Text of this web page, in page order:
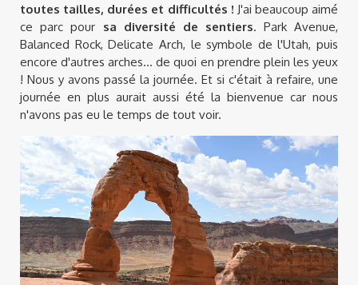
toutes tailles, durées et difficultés ! J'ai beaucoup aimé
ce parc pour sa diversité de sentiers. Park Avenue,
Balanced Rock, Delicate Arch, le symbole de l'Utah, puis
encore d'autres arches... de quoi en prendre plein les yeux
! Nous y avons passé la journée. Et si c'était à refaire, une
journée en plus aurait aussi été la bienvenue car nous
n'avons pas eu le temps de tout voir.